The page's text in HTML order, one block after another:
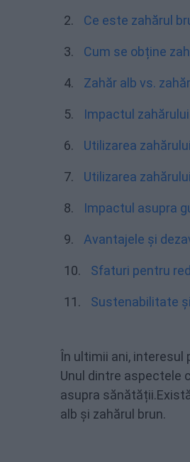
Ce este zahărul
Cum se obține
Zahăr alb vs.
Impactul
Utilizarea
Utilizarea
Impactul asupra
Avantajele și
Sfaturi pentru
Sustenabilitate
În ultimii ani,
Unul dintre aspectele
asupra
alb și zahărul brun.